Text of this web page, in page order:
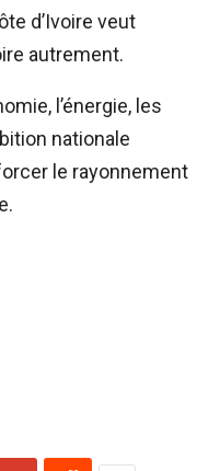
d’Ivoire veut
autrement.
l’énergie, les
nationale
le rayonnement